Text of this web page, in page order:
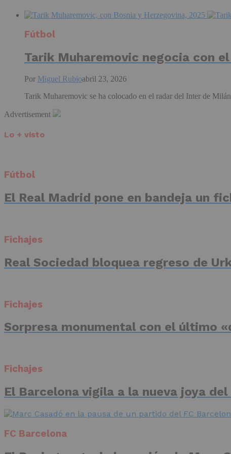
Fútbol
Tarik Muharemovic negocia con
Por Miguel Rubioabril 23, 2026
Tarik Muharemovic se ha colocado en el radar del Inter de
Advertisement
Lo + visto
Fútbol
El Real Madrid pone en bandeja un
Fichajes
Real Sociedad bloquea regreso de
Fichajes
Sorpresa monumental con el último
Fichajes
El Barcelona vigila a la nueva joya
FC Barcelona